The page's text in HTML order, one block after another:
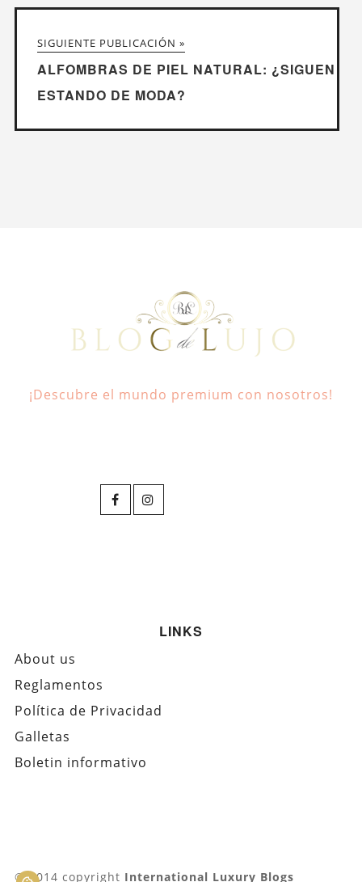
SIGUIENTE PUBLICACIÓN »
ALFOMBRAS DE PIEL NATURAL: ¿SIGUEN
ESTANDO DE MODA?
¡Descubre el mundo premium con nosotros!
LINKS
About us
Reglamentos
Política de Privacidad
Galletas
Boletin informativo
© 2014 copyright International Luxury Blogs